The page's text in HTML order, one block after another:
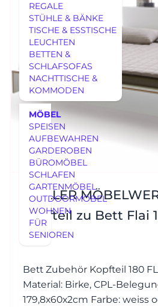
REGALE
STÜHLE & BÄNKE
TISCHE & ESSTISCHE
LEUCHTEN
BETTEN &
SCHLAFSOFAS
NACHTTISCHE &
KOMMODEN
MÖBEL
MÖBEL
SPEISEN
AUFBEWAHREN
GARDEROBEN
BÜROMÖBEL
SCHLAFEN
GARTENMÖBEL
OUTDOORMÖBEL
WOHNEN
FÜR
SENIOREN
MÜLLER
Kopfteil zu Bett Flai
Bett Zubehör Kopfteil 180
Material: Birke, CPL-Belegung
179,8x60x2cm Farbe: weiss